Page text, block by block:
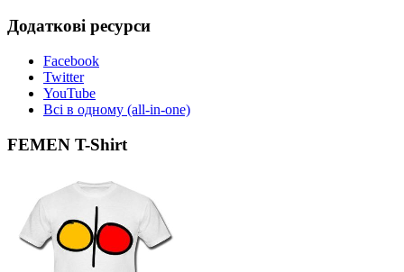
Додаткові ресурси
Facebook
Twitter
YouTube
Всі в одному (all-in-one)
FEMEN T-Shirt